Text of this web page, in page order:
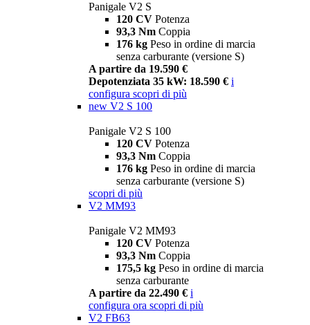
Panigale V2 S
120 CV Potenza
93,3 Nm Coppia
176 kg Peso in ordine di marcia
senza carburante (versione S)
A partire da 19.590 €
Depotenziata 35 kW: 18.590 € i
configura scopri di più
new V2 S 100
Panigale V2 S 100
120 CV Potenza
93,3 Nm Coppia
176 kg Peso in ordine di marcia
senza carburante (versione S)
scopri di più
V2 MM93
Panigale V2 MM93
120 CV Potenza
93,3 Nm Coppia
175,5 kg Peso in ordine di marcia
senza carburante
A partire da 22.490 € i
configura ora scopri di più
V2 FB63